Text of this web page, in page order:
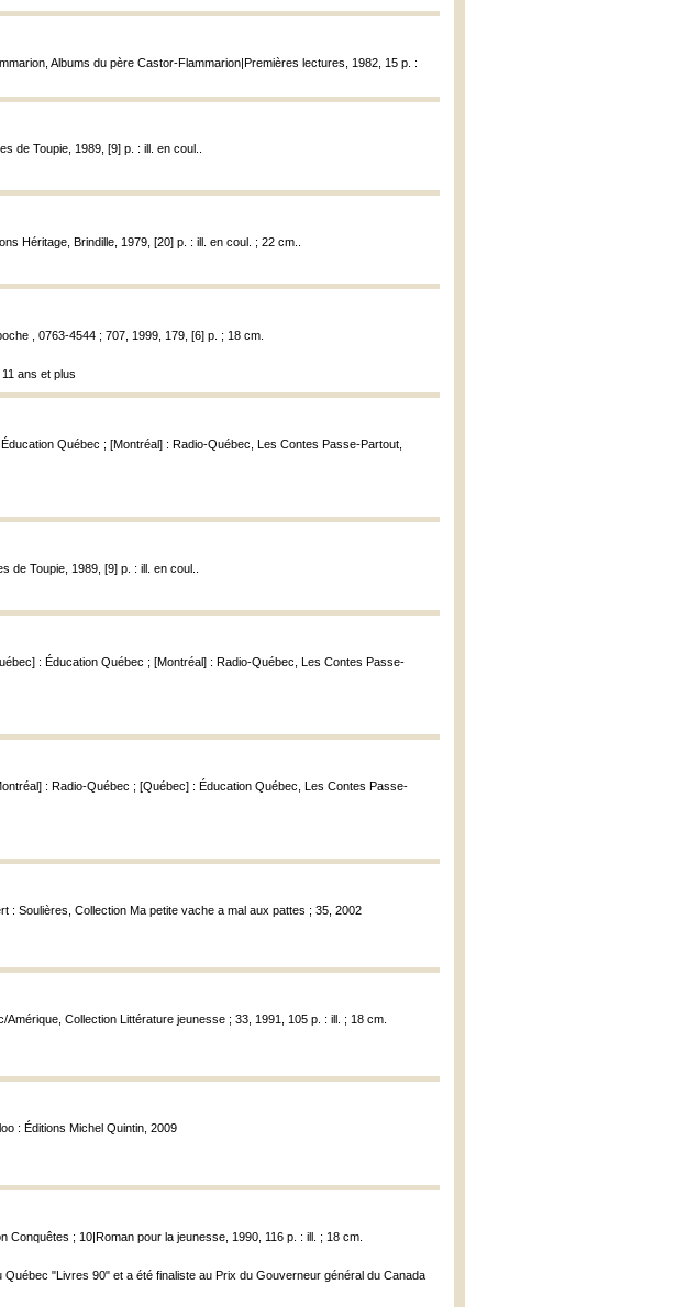
Albums du père Castor-Flammarion|Premières lectures, 1982, 15 p. :
de Toupie, 1989, [9] p. : ill. en coul..
Héritage, Brindille, 1979, [20] p. : ill. en coul. ; 22 cm..
, 0763-4544 ; 707, 1999, 179, [6] p. ; 18 cm.
ans et plus
Éducation Québec ; [Montréal] : Radio-Québec, Les Contes Passe-Partout,
de Toupie, 1989, [9] p. : ill. en coul..
: Éducation Québec ; [Montréal] : Radio-Québec, Les Contes Passe-
: Radio-Québec ; [Québec] : Éducation Québec, Les Contes Passe-
: Soulières, Collection Ma petite vache a mal aux pattes ; 35, 2002
Amérique, Collection Littérature jeunesse ; 33, 1991, 105 p. : ill. ; 18 cm.
: Éditions Michel Quintin, 2009
Conquêtes ; 10|Roman pour la jeunesse, 1990, 116 p. : ill. ; 18 cm.
"Livres 90" et a été finaliste au Prix du Gouverneur général du Canada